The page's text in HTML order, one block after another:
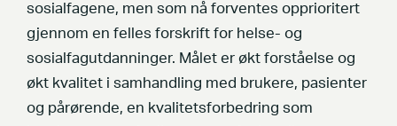
sosialfagene, men som nå forventes opprioritert
gjennom en felles forskrift for helse- og
sosialfagutdanninger. Målet er økt forståelse og
økt kvalitet i samhandling med brukere, pasienter
og pårørende, en kvalitetsforbedring som